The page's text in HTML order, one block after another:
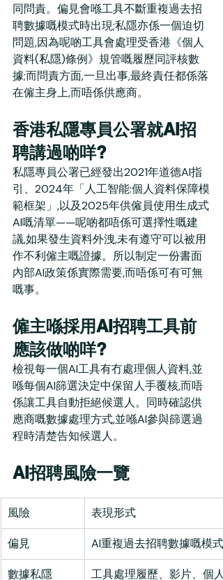
同問責。偏見會喺工具不斷重複過去招
聘數據嘅模式時出現;私隱亦係一個迫切
問題,因為呢啲工具會處理受香港《個人
資料(私隱)條例》規管嘅履歷同評核數
據;而問責方面,一旦出事,最終責任都係落
在僱主身上,而唔係供應商。
香港私隱專員公署就AI招
聘講過啲咩?
私隱專員公署已經發出2021年道德AI指
引、2024年「人工智能:個人資料保障模
範框架」,以及2025年供僱員使用生成式
AI嘅清單——呢啲都唔係可選擇性嘅建
議,如果發生資料外洩,未有遵守可以被用
作不利僱主嘅證據。所以制定一份書面
內部AI政策係實際需要,而唔係可有可無
嘅事。
僱主喺採用AI招聘工具前
應該做啲咩?
檢視每一個AI工具有冇處理個人資料,並
喺每個AI篩選決定中保留人手覆核,而唔
係讓工具自動拒絕候選人。同時確認供
應商嘅數據處理方式,並喺AI參與篩選過
程時清楚告知候選人。
AI招聘風險一覽
風險 表現形式
偏見 AI重複過去招聘數據嘅模式
數據私隱 工具處理履歷、影片、個人